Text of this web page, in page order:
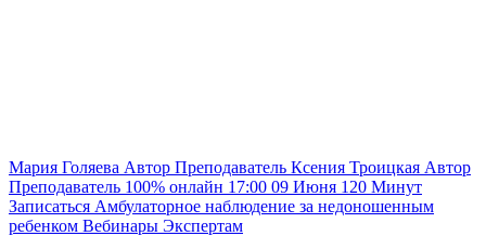
Мария Голяева Автор Преподаватель Ксения Троицкая Автор
Преподаватель 100% онлайн 17:00 09 Июня 120 Минут
Записаться Амбулаторное наблюдение за недоношенным
ребенком Вебинары Экспертам